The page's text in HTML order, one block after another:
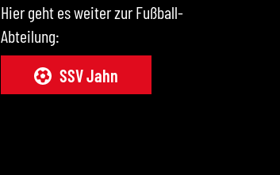
Hier geht es weiter zur Fußball-
Abteilung:
SSV Jahn